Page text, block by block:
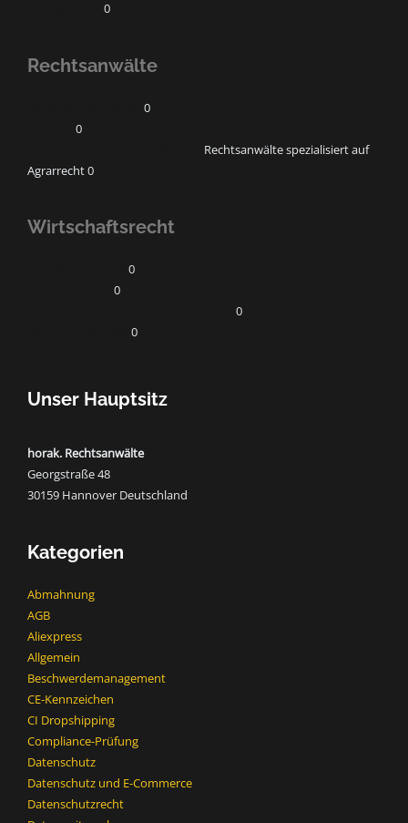
0
Rechtsanwälte
0
0
Rechtsanwälte spezialisiert auf
Agrarrecht 0
Wirtschaftsrecht
0
0
0
0
Unser Hauptsitz
horak. Rechtsanwälte
Georgstraße 48
30159 Hannover Deutschland
Kategorien
Abmahnung
AGB
Aliexpress
Allgemein
Beschwerdemanagement
CE-Kennzeichen
CI Dropshipping
Compliance-Prüfung
Datenschutz
Datenschutz und E-Commerce
Datenschutzrecht